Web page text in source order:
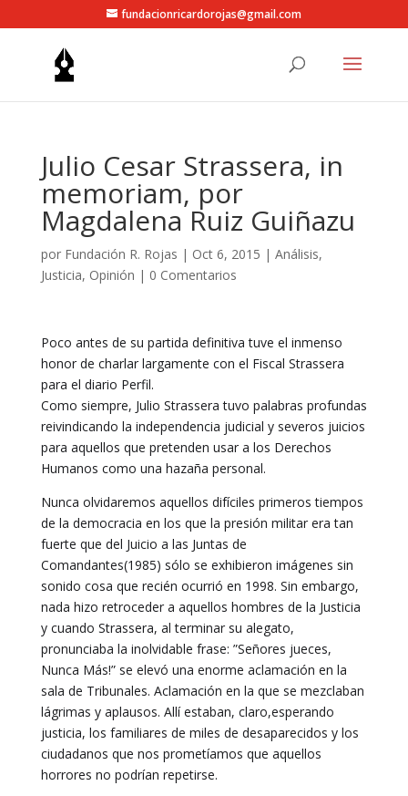
fundacionricardorojas@gmail.com
Julio Cesar Strassera, in
memoriam, por
Magdalena Ruiz Guiñazu
por Fundación R. Rojas | Oct 6, 2015 | Análisis,
Justicia, Opinión | 0 Comentarios
Poco antes de su partida definitiva tuve el inmenso
honor de charlar largamente con el Fiscal Strassera
para el diario Perfil.
Como siempre, Julio Strassera tuvo palabras profundas
reivindicando la independencia judicial y severos juicios
para aquellos que pretenden usar a los Derechos
Humanos como una hazaña personal.
Nunca olvidaremos aquellos difíciles primeros tiempos
de la democracia en los que la presión militar era tan
fuerte que del Juicio a las Juntas de
Comandantes(1985) sólo se exhibieron imágenes sin
sonido cosa que recién ocurrió en 1998. Sin embargo,
nada hizo retroceder a aquellos hombres de la Justicia
y cuando Strassera, al terminar su alegato,
pronunciaba la inolvidable frase: ”Señores jueces,
Nunca Más!” se elevó una enorme aclamación en la
sala de Tribunales. Aclamación en la que se mezclaban
lágrimas y aplausos. Allí estaban, claro,esperando
justicia, los familiares de miles de desaparecidos y los
ciudadanos que nos prometíamos que aquellos
horrores no podrían repetirse.